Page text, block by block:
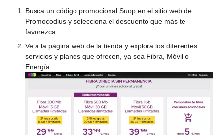
Busca un código promocional Suop en el sitio web de
Promocodius y selecciona el descuento que más te
favorezca.
Ve a la página web de la tienda y explora los diferentes
servicios y planes que ofrecen, ya sea Fibra, Móvil o
Energía.